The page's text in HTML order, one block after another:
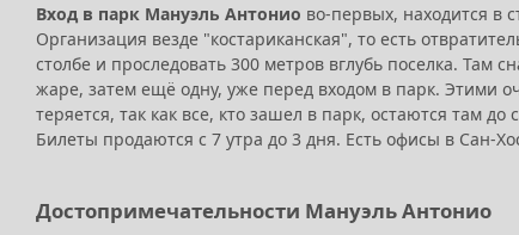
Вход в парк Мануэль Антонио во-первых, находится в
Организация везде "костариканская", то есть
столбе и проследовать 300 метров вглубь поселка.
жаре, затем ещё одну, уже перед входом в парк. Этими
теряется, так как все, кто зашел в парк, остаются там
Билеты продаются с 7 утра до 3 дня. Есть офисы в Сан-
Достопримечательности Мануэль Антонио